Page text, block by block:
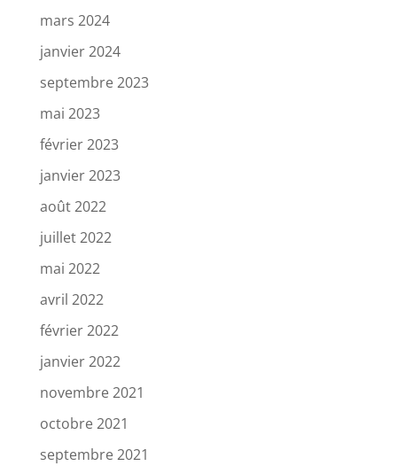
mars 2024
janvier 2024
septembre 2023
mai 2023
février 2023
janvier 2023
août 2022
juillet 2022
mai 2022
avril 2022
février 2022
janvier 2022
novembre 2021
octobre 2021
septembre 2021